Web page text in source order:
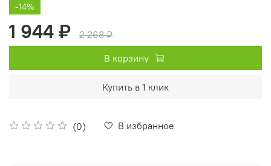
(0) В избранное
-14%
1 944 ₽
2 268 ₽
В корзину
Купить в 1 клик